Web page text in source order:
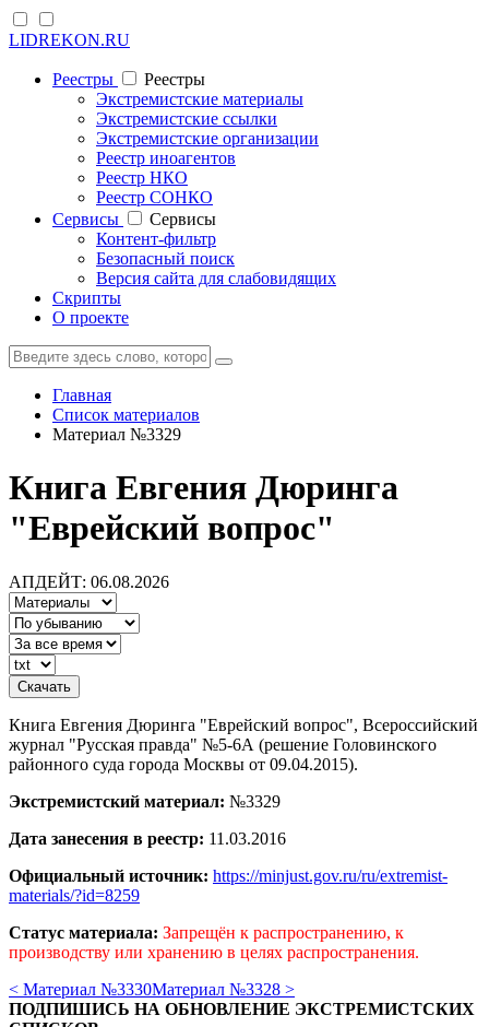
LIDREKON.RU
Реестры
Реестры
Экстремистские материалы
Экстремистские ссылки
Экстремистские организации
Реестр иноагентов
Реестр НКО
Реестр СОНКО
Cервисы
Cервисы
Контент-фильтр
Безопасный поиск
Версия сайта для слабовидящих
Скрипты
О проекте
Главная
Список материалов
Материал №3329
Книга Евгения Дюринга
"Еврейский вопрос"
АПДЕЙТ: 06.08.2026
Книга Евгения Дюринга "Еврейский вопрос", Всероссийский
журнал "Русская правда" №5-6А (решение Головинского
районного суда города Москвы от 09.04.2015).
Экстремистский материал: №3329
Дата занесения в реестр: 11.03.2016
Официальный источник: https://minjust.gov.ru/ru/extremist-
materials/?id=8259
Статус материала: Запрещён к распространению, к
производству или хранению в целях распространения.
< Материал №3330Материал №3328 >
ПОДПИШИСЬ НА ОБНОВЛЕНИЕ ЭКСТРЕМИСТСКИХ